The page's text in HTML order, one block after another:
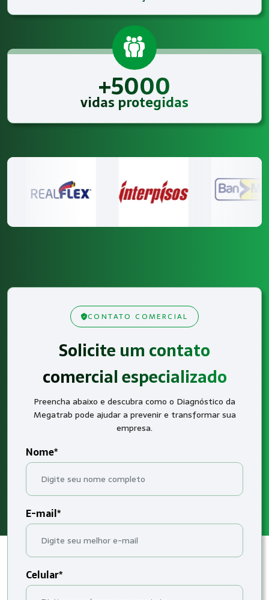
+5000
vidas protegidas
CONTATO COMERCIAL
Solicite um contato
comercial especializado
Preencha abaixo e descubra como o Diagnóstico da
Megatrab pode ajudar a prevenir e transformar sua
empresa.
Nome*
E-mail*
Celular*